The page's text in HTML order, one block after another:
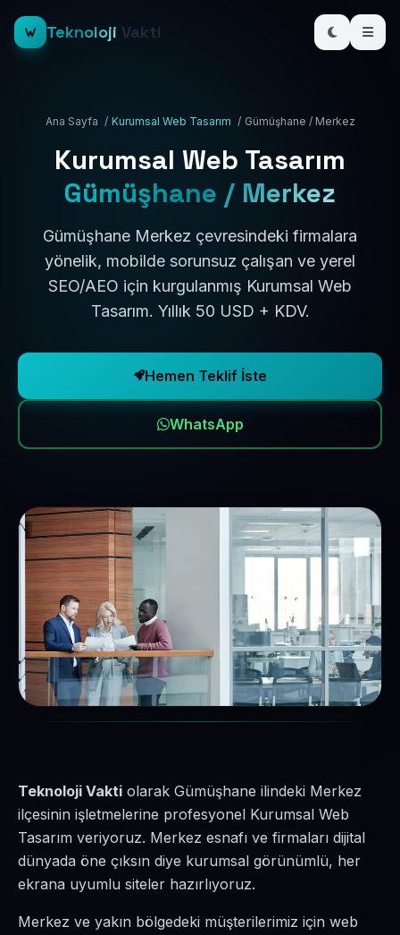
Teknoloji Vakti
Ana Sayfa / Kurumsal Web Tasarım / Gümüşhane / Merkez
Kurumsal Web Tasarım
Gümüşhane / Merkez
Gümüşhane Merkez çevresindeki firmalara
yönelik, mobilde sorunsuz çalışan ve yerel
SEO/AEO için kurgulanmış Kurumsal Web
Tasarım. Yıllık 50 USD + KDV.
Hemen Teklif İste
WhatsApp
Teknoloji Vakti olarak Gümüşhane ilindeki Merkez
ilçesinin işletmelerine profesyonel Kurumsal Web
Tasarım veriyoruz. Merkez esnafı ve firmaları dijital
dünyada öne çıksın diye kurumsal görünümlü, her
ekrana uyumlu siteler hazırlıyoruz.
Merkez ve yakın bölgedeki müşterilerimiz için web